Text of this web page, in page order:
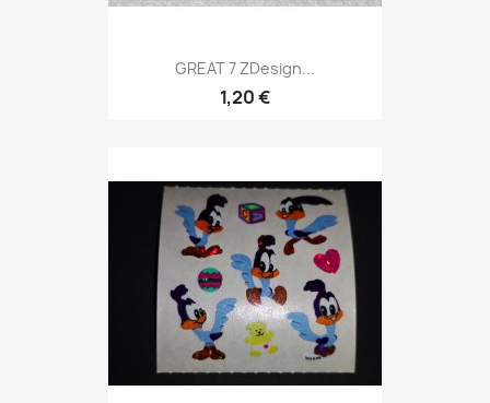
GREAT 7 ZDesign...
1,20 €